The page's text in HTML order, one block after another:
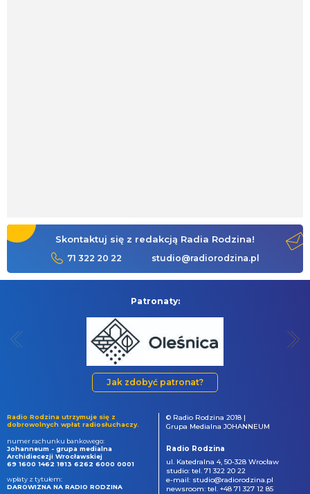
Skontaktuj się z redakcją Radia Rodzina!
71 322 20 22 studio@radiorodzina.pl
Patronaty:
Jak zdobyć patronat?
Radio Rodzina utrzymuje się z
dobrowolnych wpłat radiosłuchaczy.
numer rachunku bankowego:
Johanneum - grupa medialna
Archidiecezji Wrocławskiej
69 1600 1462 1813 6262 6000 0001
wpłaty z tytułem:
DAROWIZNA NA RADIO RODZINA
© Radio Rodzina 2018 |
Grupa Medialna JOHANNEUM
Radio Rodzina
ul. Katedralna 4, 50-328 Wrocław
studio: tel. 71 322 20 22
e-mail: studio@radiorodzina.pl
newsroom: tel. +48 71 327 12 85